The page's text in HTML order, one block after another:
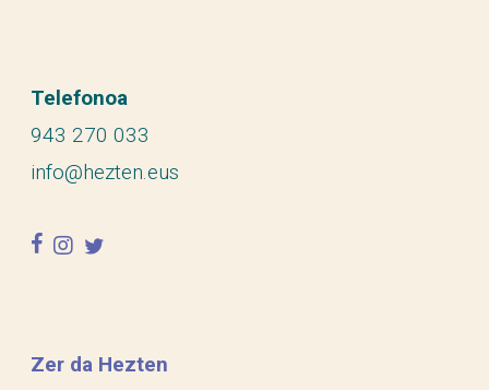
Telefonoa
943 270 033
info@hezten.eus
facebook
instagram
twitter
Zer da Hezten